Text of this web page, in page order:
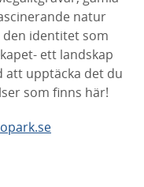
natur
identitet som
ett landskap
att upptäcka det du
som finns här!